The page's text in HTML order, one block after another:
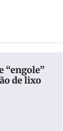
“engole”
de lixo